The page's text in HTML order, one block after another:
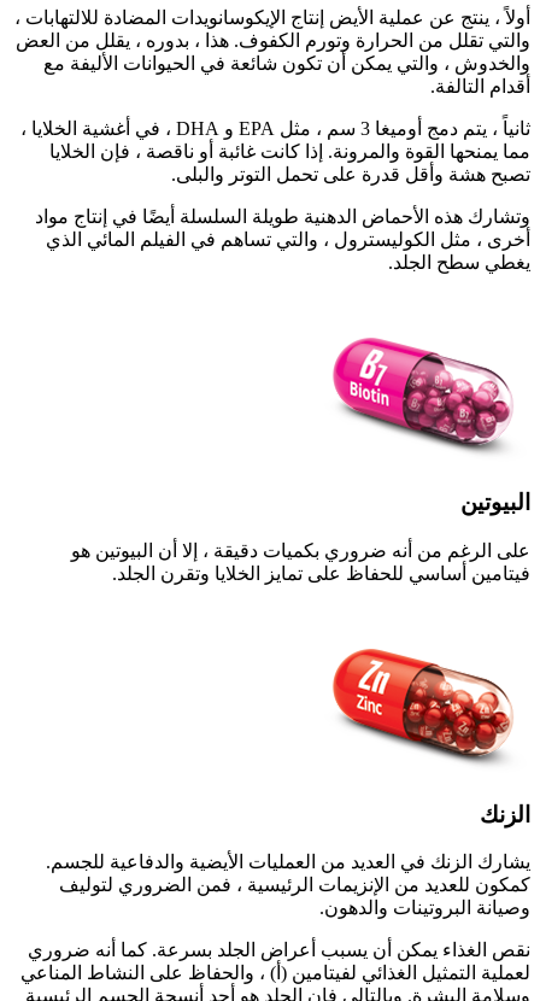
أولاً ، ينتج عن عملية الأيض إنتاج الإيكوسانويدات المضادة للالتهابات ،
والتي تقلل من الحرارة وتورم الكفوف. هذا ، بدوره ، يقلل من العض
والخدوش ، والتي يمكن أن تكون شائعة في الحيوانات الأليفة مع
أقدام التالفة.
ثانياً ، يتم دمج أوميغا 3 سم ، مثل EPA و DHA ، في أغشية الخلايا ،
مما يمنحها القوة والمرونة. إذا كانت غائبة أو ناقصة ، فإن الخلايا
تصبح هشة وأقل قدرة على تحمل التوتر والبلى.
وتشارك هذه الأحماض الدهنية طويلة السلسلة أيضًا في إنتاج مواد
أخرى ، مثل الكوليسترول ، والتي تساهم في الفيلم المائي الذي
يغطي سطح الجلد.
البيوتين
على الرغم من أنه ضروري بكميات دقيقة ، إلا أن البيوتين هو
فيتامين أساسي للحفاظ على تمايز الخلايا وتقرن الجلد.
الزنك
يشارك الزنك في العديد من العمليات الأيضية والدفاعية للجسم.
كمكون للعديد من الإنزيمات الرئيسية ، فمن الضروري لتوليف
وصيانة البروتينات والدهون.
نقص الغذاء يمكن أن يسبب أعراض الجلد بسرعة. كما أنه ضروري
لعملية التمثيل الغذائي لفيتامين (أ) ، والحفاظ على النشاط المناعي
وسلامة البشرة. وبالتالي فإن الجلد هو أحد أنسجة الجسم الرئيسية